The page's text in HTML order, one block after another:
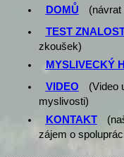
DOMŮ
(návrat
TEST
zkoušek)
MYSLIVECKÝ
VIDEO
(Video
myslivosti)
KONTAKT
zájem o